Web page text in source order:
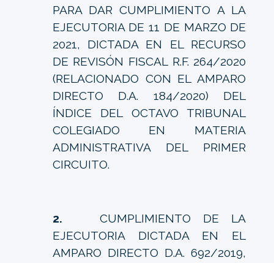
PARA DAR CUMPLIMIENTO A LA
EJECUTORIA DE 11 DE MARZO DE
2021, DICTADA EN EL RECURSO
DE REVISÓN FISCAL R.F. 264/2020
(RELACIONADO CON EL AMPARO
DIRECTO D.A. 184/2020) DEL
ÍNDICE DEL OCTAVO TRIBUNAL
COLEGIADO EN MATERIA
ADMINISTRATIVA DEL PRIMER
CIRCUITO.
2. CUMPLIMIENTO DE LA
EJECUTORIA DICTADA EN EL
AMPARO DIRECTO D.A. 692/2019,